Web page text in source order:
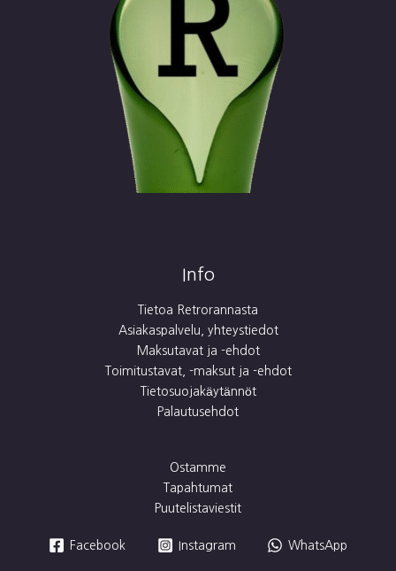
Info
Tietoa Retrorannasta
Asiakaspalvelu, yhteystiedot
Maksutavat ja -ehdot
Toimitustavat, -maksut ja -ehdot
Tietosuojakäytännöt
Palautusehdot
Ostamme
Tapahtumat
Puutelistaviestit
Facebook Instagram WhatsApp